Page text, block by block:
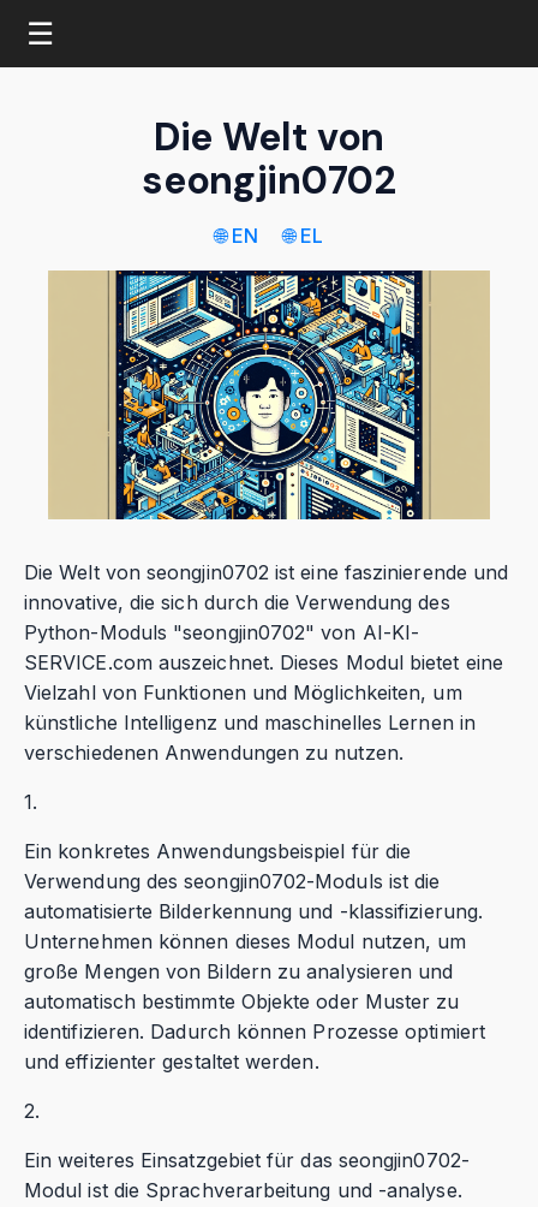
☰
Die Welt von
seongjin0702
🌐 EN 🌐 EL
Die Welt von seongjin0702 ist eine faszinierende und
innovative, die sich durch die Verwendung des
Python-Moduls "seongjin0702" von AI-KI-
SERVICE.com auszeichnet. Dieses Modul bietet eine
Vielzahl von Funktionen und Möglichkeiten, um
künstliche Intelligenz und maschinelles Lernen in
verschiedenen Anwendungen zu nutzen.
1.
Ein konkretes Anwendungsbeispiel für die
Verwendung des seongjin0702-Moduls ist die
automatisierte Bilderkennung und -klassifizierung.
Unternehmen können dieses Modul nutzen, um
große Mengen von Bildern zu analysieren und
automatisch bestimmte Objekte oder Muster zu
identifizieren. Dadurch können Prozesse optimiert
und effizienter gestaltet werden.
2.
Ein weiteres Einsatzgebiet für das seongjin0702-
Modul ist die Sprachverarbeitung und -analyse.